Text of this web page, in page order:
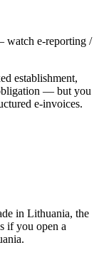
VAT-
watch e-reporting /
establishment,
— but you
e-invoices.
in Lithuania, the
if you open a